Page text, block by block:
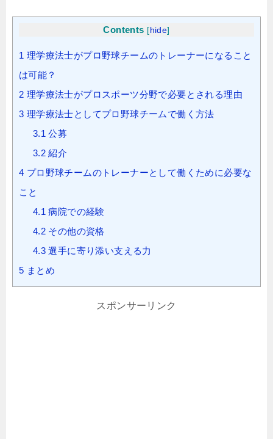
Contents [ hide]
1 理学療法士がプロ野球チームのトレーナーになること
は可能？
2 理学療法士がプロスポーツ分野で必要とされる理由
3 理学療法士としてプロ野球チームで働く方法
3.1 公募
3.2 紹介
4 プロ野球チームのトレーナーとして働くために必要な
こと
4.1 病院での経験
4.2 その他の資格
4.3 選手に寄り添い支える力
5 まとめ
スポンサーリンク